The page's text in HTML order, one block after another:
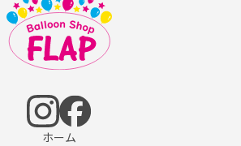
ホーム